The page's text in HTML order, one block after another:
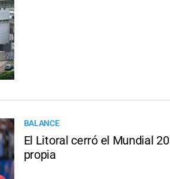
BALANCE
El Litoral cerró el Mundial
propia